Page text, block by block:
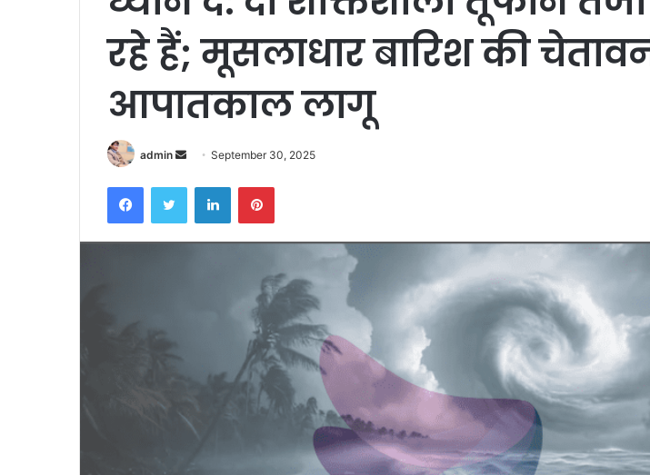
रहे हैं; मूसलाधार बारिश की
आपातकाल लागू
admin
Send
email
September 30, 2025
FacebookTwitter LinkedInPinterest
पत्रकारिता
सशक्त
के